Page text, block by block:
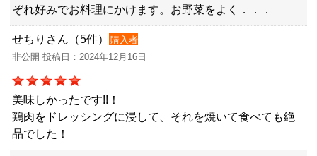
ぞれ好みでお料理にかけます。お野菜をよく．．．
せちりさん（5件）
購入者
非公開 投稿日：2024年12月16日
美味しかったです!!！
鶏肉をドレッシングに浸して、それを焼いて食べても絶
品でした！